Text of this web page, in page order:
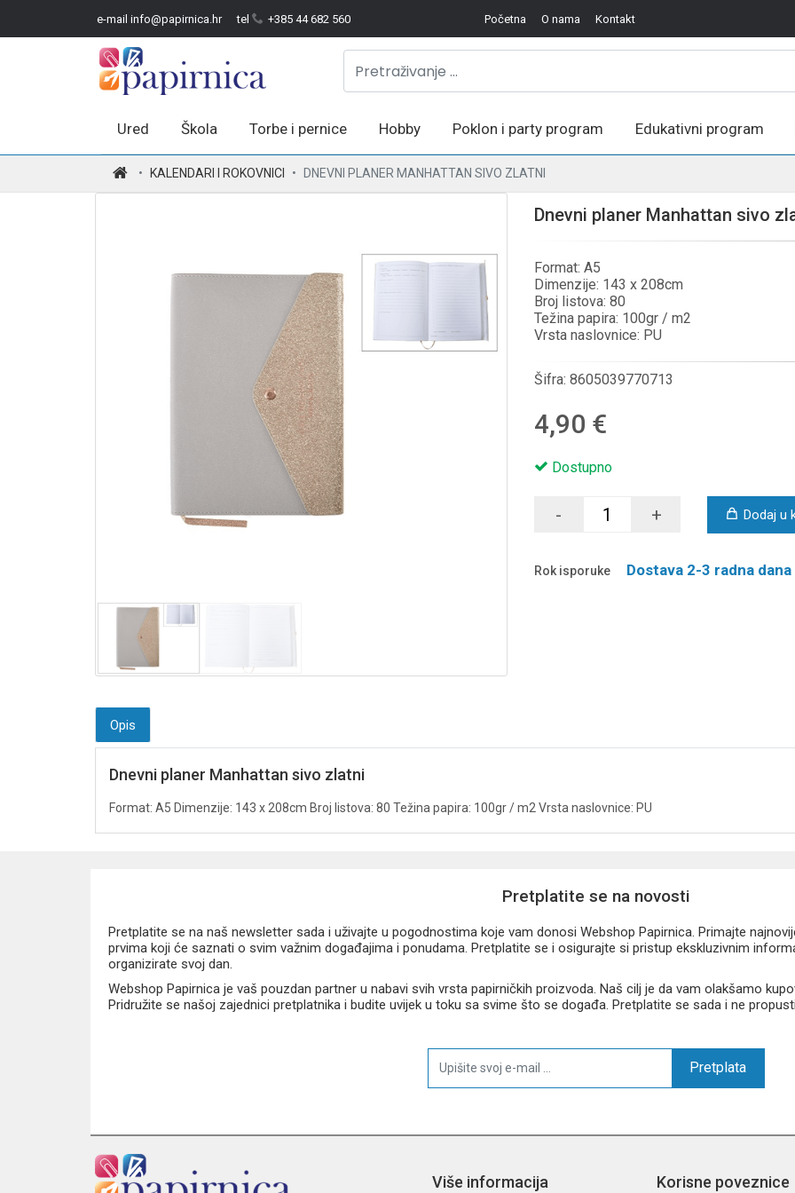
e-mail info@papirnica.hr tel +385 44 682 560 Početna O nama Kontakt
Ured Škola Torbe i pernice Hobby Poklon i party program Edukativni program
KALENDARI I ROKOVNICI DNEVNI PLANER MANHATTAN SIVO ZLATNI
Dnevni planer Manhattan sivo
Format: A5
Dimenzije: 143 x 208cm
Broj listova: 80
Težina papira: 100gr / m2
Vrsta naslovnice: PU
Šifra: 8605039770713
4,90 €
Dostupno
- + Dodaj u
Rok isporuke Dostava 2-3 radna dana
Opis
Dnevni planer Manhattan sivo zlatni
Format: A5 Dimenzije: 143 x 208cm Broj listova: 80 Težina papira: 100gr / m2 Vrsta naslovnice: PU
Pretplatite se na novosti
Pretplatite se na naš newsletter sada i uživajte u pogodnostima koje vam donosi Webshop Papirnica. Primajte
prvima koji će saznati o svim važnim događajima i ponudama. Pretplatite se i osigurajte si pristup ekskluzivnim
organizirate svoj dan.
Webshop Papirnica je vaš pouzdan partner u nabavi svih vrsta papirničkih proizvoda. Naš cilj je da vam olakšamo
Pridružite se našoj zajednici pretplatnika i budite uvijek u toku sa svime što se događa. Pretplatite se sada i ne
Pretplata
Više informacija Korisne poveznice